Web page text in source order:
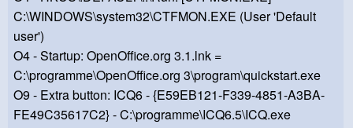
C:\WINDOWS\system32\CTFMON.EXE (User 'Default
user')
O4 - Startup: OpenOffice.org 3.1.lnk =
C:\programme\OpenOffice.org 3\program\quickstart.exe
O9 - Extra button: ICQ6 - {E59EB121-F339-4851-A3BA-
FE49C35617C2} - C:\programme\ICQ6.5\ICQ.exe